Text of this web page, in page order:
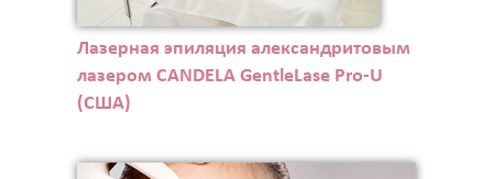
Лазерная эпиляция александритовым
лазером CANDELA GentleLase Pro-U
(США)